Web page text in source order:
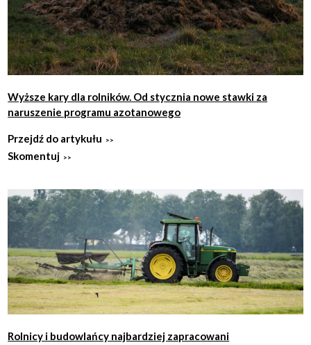
Wyższe kary dla rolników. Od stycznia nowe stawki za
naruszenie programu azotanowego
Przejdź do artykułu
Skomentuj
Rolnicy i budowlańcy najbardziej zapracowani